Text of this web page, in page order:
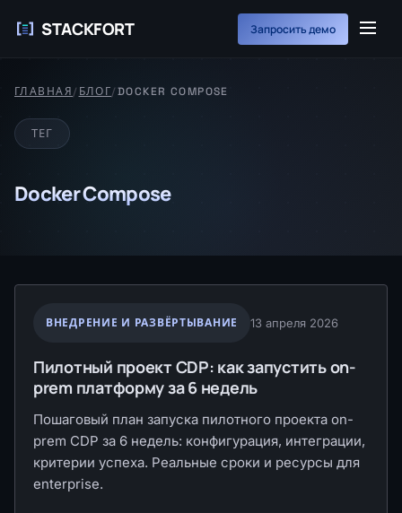
STACKFORT Запросить демо
ГЛАВНАЯ/ БЛОГ/DOCKER COMPOSE
ТЕГ
Docker Compose
ВНЕДРЕНИЕ И РАЗВЁРТЫВАНИЕ 13 апреля 2026
Пилотный проект CDP: как запустить on-
prem платформу за 6 недель
Пошаговый план запуска пилотного проекта on-
prem CDP за 6 недель: конфигурация, интеграции,
критерии успеха. Реальные сроки и ресурсы для
enterprise.